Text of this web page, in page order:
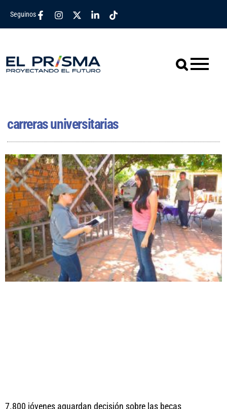
Seguinos
carreras universitarias
7.800 jóvenes aguardan decisión sobre las becas